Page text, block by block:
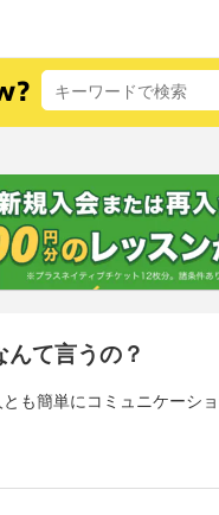
て言うの？
も簡単にコミュニケーシ